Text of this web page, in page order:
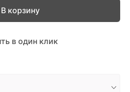
В корзину
в один клик